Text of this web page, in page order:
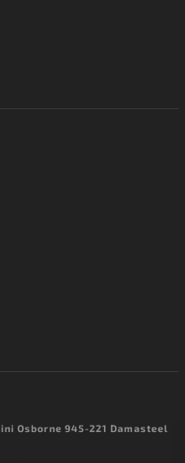
Osborne 945-221 Damasteel